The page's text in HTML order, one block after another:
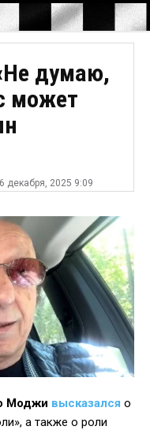
думаю,
может
6 декабря, 2025 9:09
Моджи высказался о
а также о роли